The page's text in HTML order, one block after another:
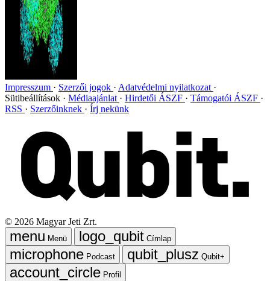
Impresszum Szerzői jogok
Adatvédelmi nyilatkozat
Sütibeállítások
Médiaajánlat Hirdetői ÁSZF
Támogatói ÁSZF
RSS
Szerzőinknek Írj nekünk
© 2026 Magyar Jeti Zrt.
Menü
Címlap
Podcast
Qubit+
Profil